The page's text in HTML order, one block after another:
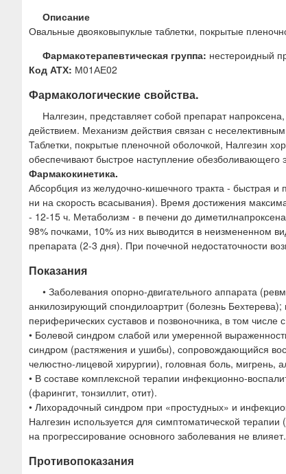
Описание
Овальные двояковыпуклые таблетки, покрытые
Фармакотерапевтическая группа: нестероидный
Код АТХ: М01АЕ02
Фармакологические свойства.
Налгезин, представляет собой препарат
действием. Механизм действия связан с
Таблетки, покрытые пленочной оболочкой, Налгезин
обеспечивают быстрое наступление обезболивающего
Фармакокинетика.
Абсорбция из желудочно-кишечного тракта - быстрая
ни на скорость всасывания). Время достижения
- 12-15 ч. Метаболизм - в печени до
98% почками, 10% из них выводится в неизмененном
препарата (2-3 дня). При почечной недостаточности
Показания
• Заболевания опорно-двигательного аппарата
анкилозирующий спондилоартрит (болезнь Бехтерева);
периферических суставов и позвоночника, в том
• Болевой синдром слабой или умеренной
синдром (растяжения и ушибы), сопровождающийся
челюстно-лицевой хирургии), головная боль, мигрень,
• В составе комплексной терапии инфекционно-
(фарингит, тонзиллит, отит).
• Лихорадочный синдром при «простудных» и
Налгезин используется для симптоматической
на прогрессирование основного заболевания не влияет.
Противопоказания